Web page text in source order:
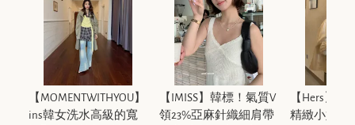
【MOMENTWITHYOU】
ins韓女洗水高級的寬
【IMISS】韓標！氣質V
領23%亞麻針織細肩帶
【Hers】
精緻小娃娃